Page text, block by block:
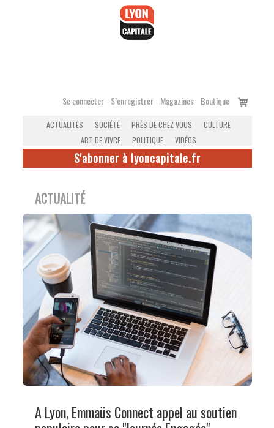
Se connecter S’enregistrer Magazines Boutique
Voir
ACTUALITÉS SOCIÉTÉ PRÈS DE CHEZ VOUS
CULTURE
ART DE VIVRE
POLITIQUE VIDÉOS
S'abonner à lyoncapitale.fr
ACTUALITÉ
A Lyon, Emmaüs Connect appel au soutien